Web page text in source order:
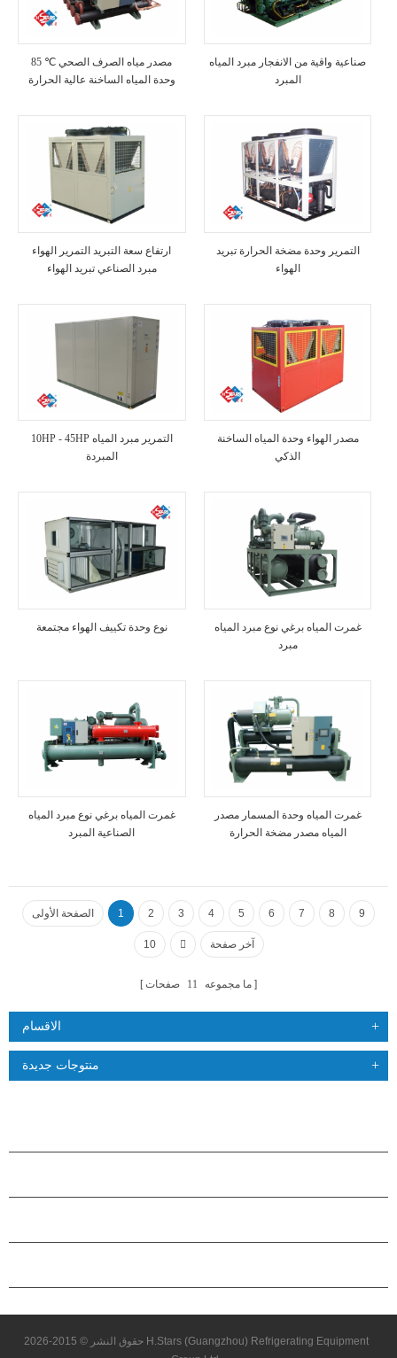
85 ℃ مصدر مياه الصرف الصحي
وحدة المياه الساخنة عالية الحرارة
صناعية واقية من الانفجار مبرد المياه
المبرد
ارتفاع سعة التبريد التمرير الهواء
مبرد الصناعي تبريد الهواء
التمرير وحدة مضخة الحرارة تبريد
الهواء
10HP - 45HP التمرير مبرد المياه
المبردة
مصدر الهواء وحدة المياه الساخنة
الذكي
نوع وحدة تكييف الهواء مجتمعة
غمرت المياه برغي نوع مبرد المياه
مبرد
غمرت المياه برغي نوع مبرد المياه
الصناعية المبرد
غمرت المياه وحدة المسمار مصدر
المياه مصدر مضخة الحرارة
الصفحة الأولى 1 2 3 4 5 6 7 8 9
10 آخر صفحة
ما مجموعه 11 صفحات
الاقسام
منتوجات جديدة
حقوق النشر © 2015-2026 H.Stars (Guangzhou) Refrigerating Equipment